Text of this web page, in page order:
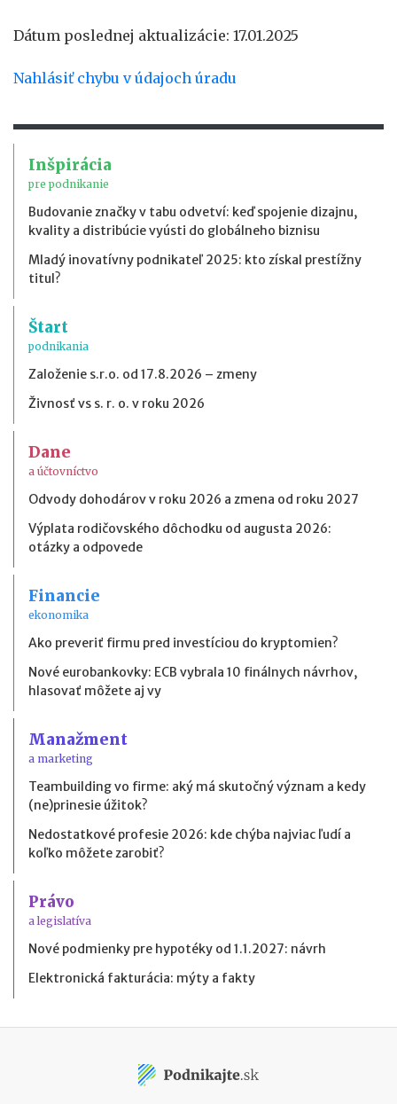
Dátum poslednej aktualizácie: 17.01.2025
Nahlásiť chybu v údajoch úradu
Inšpirácia
pre podnikanie
Budovanie značky v tabu odvetví: keď spojenie dizajnu,
kvality a distribúcie vyústi do globálneho biznisu
Mladý inovatívny podnikateľ 2025: kto získal prestížny
titul?
Štart
podnikania
Založenie s.r.o. od 17.8.2026 – zmeny
Živnosť vs s. r. o. v roku 2026
Dane
a účtovníctvo
Odvody dohodárov v roku 2026 a zmena od roku 2027
Výplata rodičovského dôchodku od augusta 2026:
otázky a odpovede
Financie
ekonomika
Ako preveriť firmu pred investíciou do kryptomien?
Nové eurobankovky: ECB vybrala 10 finálnych návrhov,
hlasovať môžete aj vy
Manažment
a marketing
Teambuilding vo firme: aký má skutočný význam a kedy
(ne)prinesie úžitok?
Nedostatkové profesie 2026: kde chýba najviac ľudí a
koľko môžete zarobiť?
Právo
a legislatíva
Nové podmienky pre hypotéky od 1.1.2027: návrh
Elektronická fakturácia: mýty a fakty